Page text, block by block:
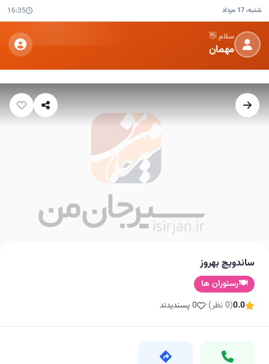
شنبه، 17 مرداد 16:35
سلام 👋
مهمان
ساندویچ بهروز
🍽️رستوران ها
0.0(0 نظر) • 0 پسندیدند